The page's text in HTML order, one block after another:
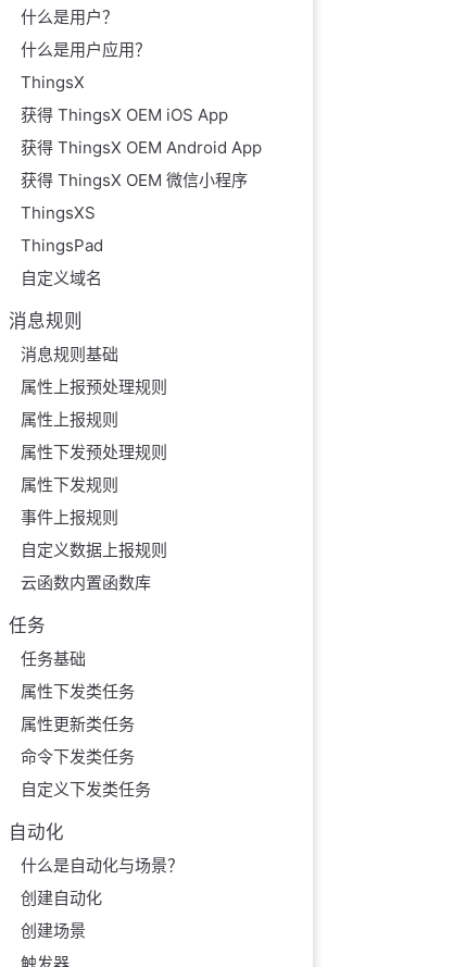
什么是用户？
什么是用户应用？
ThingsX
获得 ThingsX OEM iOS App
获得 ThingsX OEM Android App
获得 ThingsX OEM 微信小程序
ThingsXS
ThingsPad
自定义域名
消息规则
消息规则基础
属性上报预处理规则
属性上报规则
属性下发预处理规则
属性下发规则
事件上报规则
自定义数据上报规则
云函数内置函数库
任务
任务基础
属性下发类任务
属性更新类任务
命令下发类任务
自定义下发类任务
自动化
什么是自动化与场景？
创建自动化
创建场景